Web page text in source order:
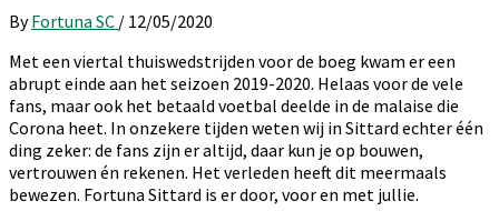
By Fortuna SC / 12/05/2020
Met een viertal thuiswedstrijden voor de boeg kwam er een
abrupt einde aan het seizoen 2019-2020. Helaas voor de vele
fans, maar ook het betaald voetbal deelde in de malaise die
Corona heet. In onzekere tijden weten wij in Sittard echter één
ding zeker: de fans zijn er altijd, daar kun je op bouwen,
vertrouwen én rekenen. Het verleden heeft dit meermaals
bewezen. Fortuna Sittard is er door, voor en met jullie.